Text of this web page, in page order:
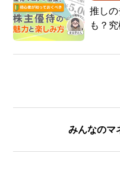
推し
も？
みんなのマ